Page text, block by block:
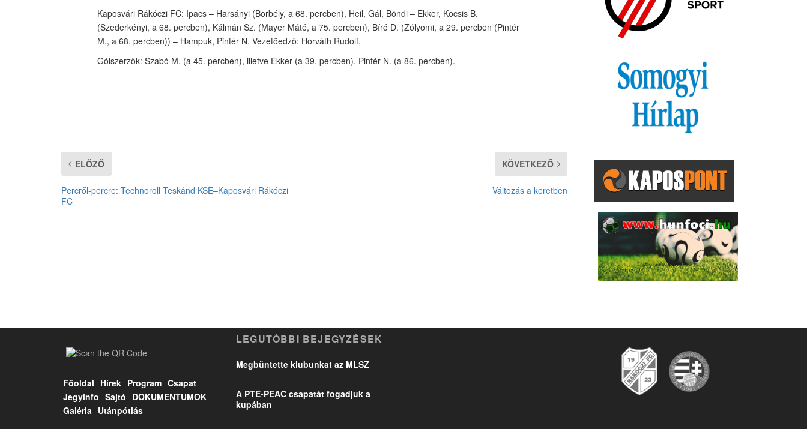
Kaposvári Rákóczi FC: Ipacs – Harsányi (Borbély, a 68. percben), Heil, Gál, Böndi – Ekker, Kocsis B.
(Szederkényi, a 68. percben), Kálmán Sz. (Mayer Máté, a 75. percben), Bíró D. (Zólyomi, a 29. percben (Pintér
M., a 68. percben)) – Hampuk, Pintér N. Vezetőedző: Horváth Rudolf.
Gólszerzők: Szabó M. (a 45. percben), illetve Ekker (a 39. percben), Pintér N. (a 86. percben).
ELŐZŐ
Percről-percre: Technoroll Teskánd KSE–Kaposvári Rákóczi
FC
KÖVETKEZŐ
Változás a keretben
Főoldal Hírek Program Csapat
Jegyinfo Sajtó DOKUMENTUMOK
Galéria Utánpótlás
LEGUTÓBBI BEJEGYZÉSEK
Megbüntette klubunkat az MLSZ
A PTE-PEAC csapatát fogadjuk a
kupában